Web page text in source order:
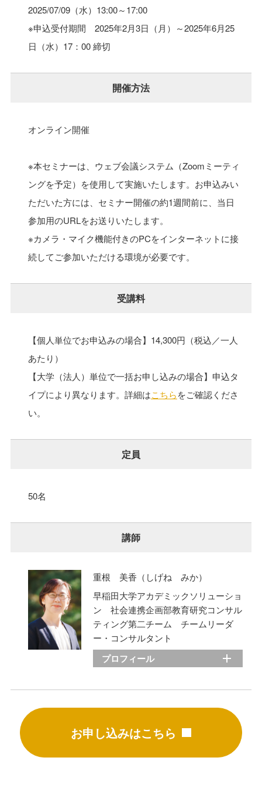
2025/07/09（水） 13:00～17:00
※申込受付期間 2025年2月3日（月）～2025年6月25
日（水）17：00 締切
開催方法
オンライン開催
※本セミナーは、ウェブ会議システム（Zoomミーティ
ングを予定）を使用して実施いたします。お申込みい
ただいた方には、セミナー開催の約1週間前に、当日
参加用のURLをお送りいたします。
※カメラ・マイク機能付きのPCをインターネットに接
続してご参加いただける環境が必要です。
受講料
【個人単位でお申込みの場合】14,300円（税込／一人
あたり）
【大学（法人）単位で一括お申し込みの場合】申込タ
イプにより異なります。詳細はこちらをご確認くださ
い。
定員
50名
講師
重根 美香（しげね みか）
早稲田大学アカデミックソリューショ
ン 社会連携企画部教育研究コンサル
ティング第二チーム チームリーダ
ー・コンサルタント
プロフィール
お申し込みはこちら